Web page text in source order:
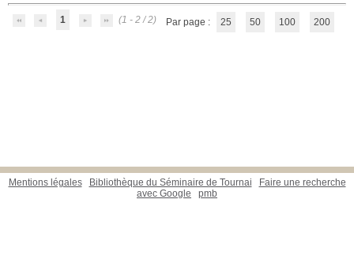
1 (1 - 2 / 2) Par page : 25 50 100 200
Mentions légales Bibliothèque du Séminaire de Tournai
Faire une recherche
avec Google
pmb